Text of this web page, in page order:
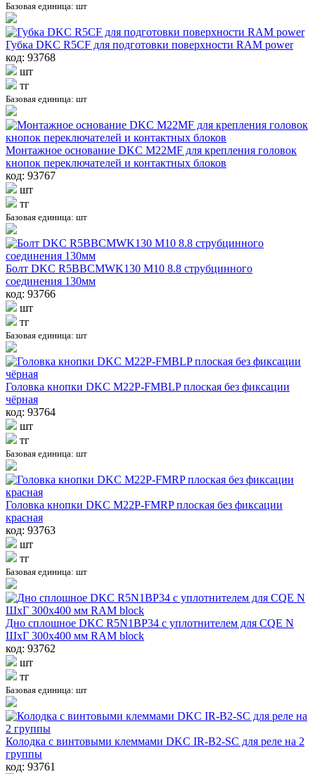
Базовая единица: шт
Губка DKC R5CF для подготовки поверхности RAM power
код: 93768
шт
тг
Базовая единица: шт
Монтажное основание DKC M22MF для крепления головок
кнопок переключателей и контактных блоков
код: 93767
шт
тг
Базовая единица: шт
Болт DKC R5BBCMWK130 М10 8.8 струбцинного
соединения 130мм
код: 93766
шт
тг
Базовая единица: шт
Головка кнопки DKC M22P-FMBLP плоская без фиксации
чёрная
код: 93764
шт
тг
Базовая единица: шт
Головка кнопки DKC M22P-FMRP плоская без фиксации
красная
код: 93763
шт
тг
Базовая единица: шт
Дно сплошное DKC R5N1BP34 с уплотнителем для CQE N
ШхГ 300х400 мм RAM block
код: 93762
шт
тг
Базовая единица: шт
Колодка с винтовыми клеммами DKC IR-B2-SC для реле на 2
группы
код: 93761